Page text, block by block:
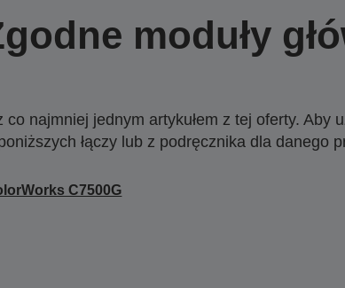
moduły
najmniej jednym artykułem z tej oferty. Aby
łączy lub z podręcznika dla danego
C7500G